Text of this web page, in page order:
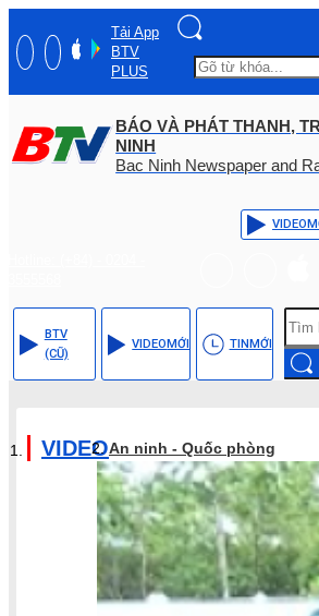
Tải App
BTV
PLUS
BÁO VÀ PHÁT THANH,
NINH
Bac Ninh Newspaper and
VIDEO
BTV
(CŨ)
VIDEOMỚI TINMỚI
VIDEOAn ninh - Quốc phòng